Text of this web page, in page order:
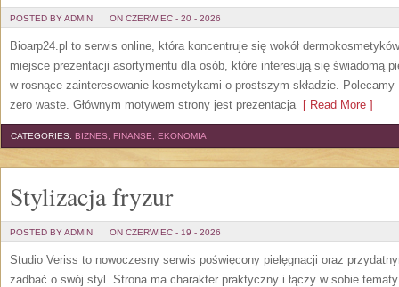
POSTED BY ADMIN ON CZERWIEC - 20 - 2026
Bioarp24.pl to serwis online, która koncentruje się wokół
miejsce prezentacji asortymentu dla osób, które interesują się świadomą
w rosnące zainteresowanie kosmetykami o prostszym składzie. Polecamy
zero waste. Głównym motywem strony jest prezentacja[ Read More ]
CATEGORIES: BIZNES, FINANSE, EKONOMIA
Stylizacja fryzur
POSTED BY ADMIN ON CZERWIEC - 19 - 2026
Studio Veriss to nowoczesny serwis poświęcony pielęgnacji oraz
zadbać o swój styl. Strona ma charakter praktyczny i łączy w sobie